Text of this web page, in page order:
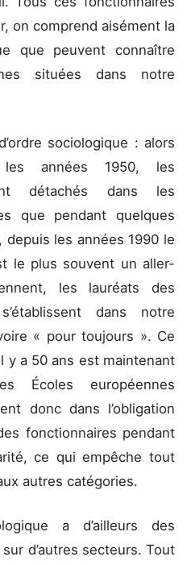
on comprend aisément la
que peuvent connaître
situées dans notre
sociologique : alors
les années 1950, les
détachés dans les
que pendant quelques
depuis les années 1990 le
le plus souvent un aller-
les lauréats des
dans notre
« pour toujours ». Ce
y a 50 ans est maintenant
Écoles européennes
donc dans l’obligation
fonctionnaires pendant
ce qui empêche tout
autres catégories.
a d’ailleurs des
d’autres secteurs. Tout